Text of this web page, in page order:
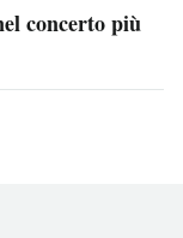
concerto più